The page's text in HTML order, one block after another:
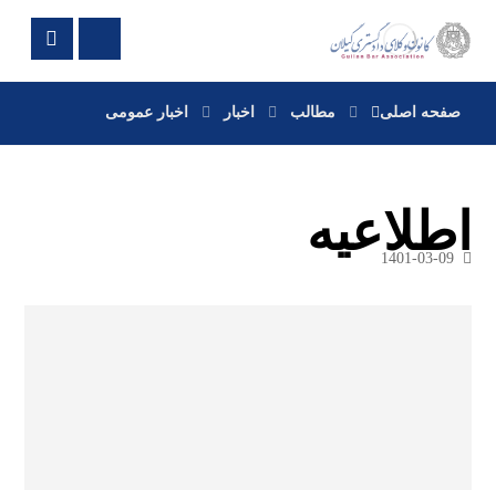
صفحه اصلی مطالب اخبار اخبار عمومی
اطلاعیه
1401-03-09